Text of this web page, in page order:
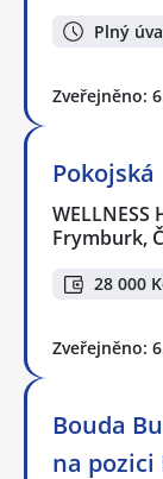
Plný
Zveřejněno:
Pokojská
WELLNESS
Frymburk,
28 000
Zveřejněno:
Bouda
na pozici